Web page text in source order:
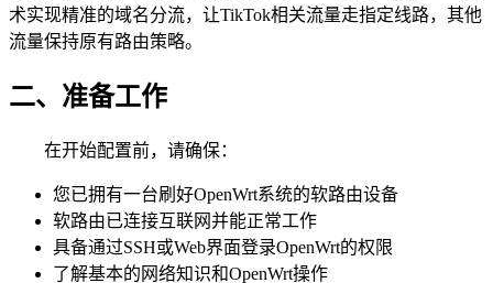
术实现精准的域名分流，让TikTok相关流量走指定线路，其他
流量保持原有路由策略。
二、准备工作
在开始配置前，请确保：
您已拥有一台刷好OpenWrt系统的软路由设备
软路由已连接互联网并能正常工作
具备通过SSH或Web界面登录OpenWrt的权限
了解基本的网络知识和OpenWrt操作